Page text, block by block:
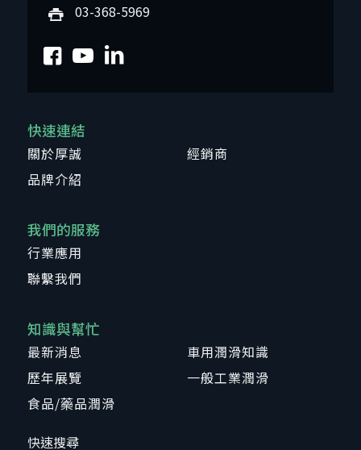
03-368-5969
快速連結
關於厚誠
品牌介紹
經銷商
我們的服務
行業應用
聯繫我們
知識與幫忙
最新消息
歷年展覽
食品/藥品潤滑
車用潤滑知識
一般工業潤滑